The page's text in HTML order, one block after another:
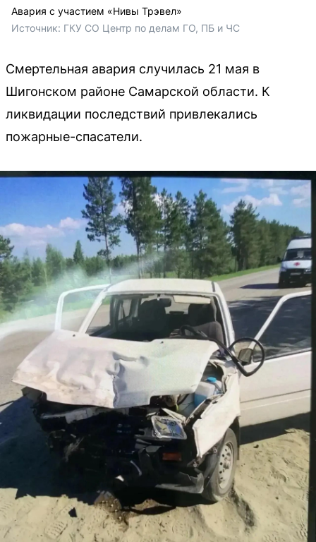
Авария с участием «Нивы Трэвел»
Источник: ГКУ СО Центр по делам ГО, ПБ и ЧС
Смертельная авария случилась 21 мая в
Шигонском районе Самарской области. К
ликвидации последствий привлекались
пожарные-спасатели.